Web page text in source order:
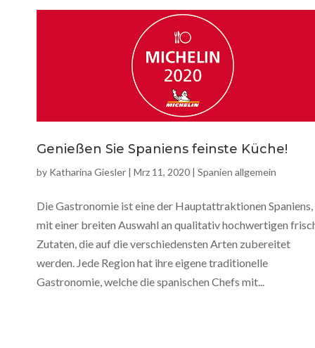
Genießen Sie Spaniens feinste Küche!
by Katharina Giesler | Mrz 11, 2020 | Spanien allgemein
Die Gastronomie ist eine der Hauptattraktionen Spaniens,
mit einer breiten Auswahl an qualitativ hochwertigen
Zutaten, die auf die verschiedensten Arten zubereitet
werden. Jede Region hat ihre eigene traditionelle
Gastronomie, welche die spanischen Chefs mit...